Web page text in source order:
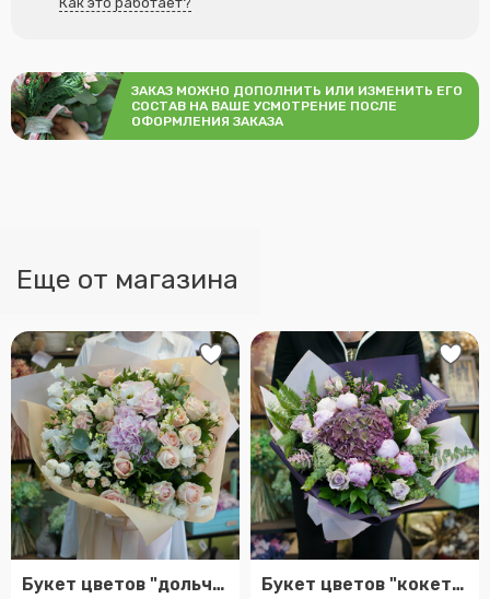
ЗАКАЗ МОЖНО ДОПОЛНИТЬ ИЛИ ИЗМЕНИТЬ ЕГО
СОСТАВ НА ВАШЕ УСМОТРЕНИЕ ПОСЛЕ
ОФОРМЛЕНИЯ ЗАКАЗА
Еще от магазина
Букет цветов "дольче" Букет цветов "кокетливая осень"